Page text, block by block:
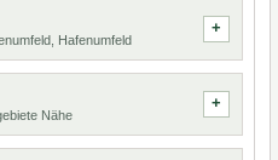
Hafenumfeld
Nähe